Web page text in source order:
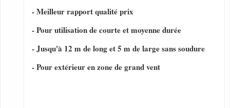
- Meilleur rapport qualité prix
- Pour utilisation de courte et moyenne durée
- Jusqu'à 12 m de long et 5 m de large sans soudure
- Pour extérieur en zone de grand vent